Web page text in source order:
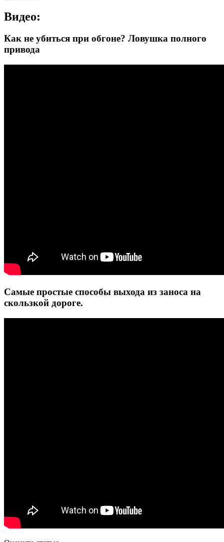
Видео:
Как не убиться при обгоне? Ловушка полного
привода
Самые простые способы выхода из заноса на
скользкой дороге.